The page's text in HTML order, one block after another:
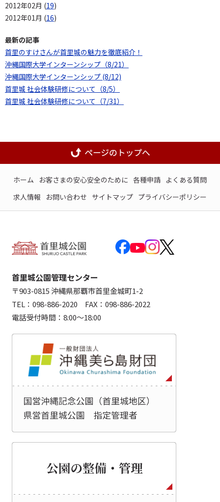
2012年02月 (19)
2012年01月 (16)
最新の記事
首里のすけさんが首里城の魅力を徹底紹介！
沖縄国際大学インターンシップ（8/21）
沖縄国際大学インターンシップ (8/12)
首里城 社会体験研修について（8/5）
首里城 社会体験研修について（7/31）
ホーム お客さまの安心安全のために 各種申請 よくある質問
求人情報
お問い合わせ サイトマップ プライバシーポリシー
首里城公園管理センター
〒903-0815 沖縄県那覇市首里金城町1-2
TEL：098-886-2020 FAX：098-886-2022
電話受付時間：8:00～18:00